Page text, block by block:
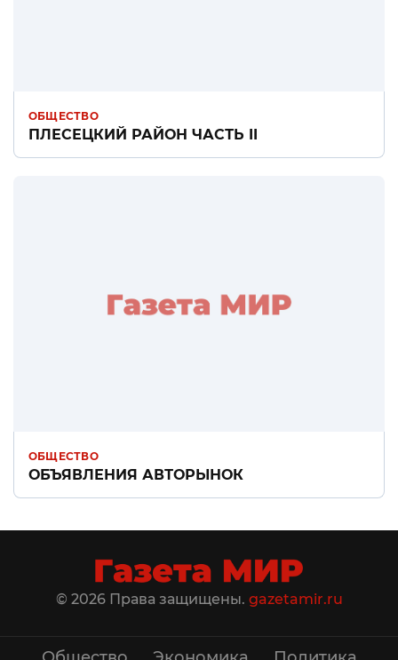
ОБЩЕСТВО
ПЛЕСЕЦКИЙ РАЙОН ЧАСТЬ II
ОБЩЕСТВО
ОБЪЯВЛЕНИЯ АВТОРЫНОК
© 2026 Права защищены. gazetamir.ru